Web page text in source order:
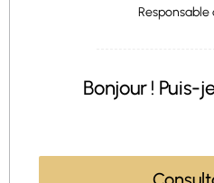
Bonjour ! Puis-